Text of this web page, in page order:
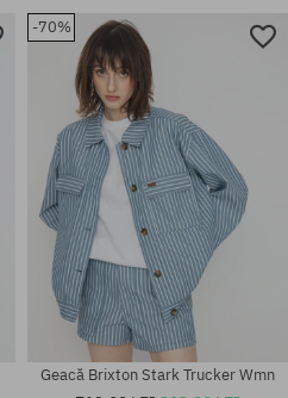
Mărimi existente:
-70%
Geacă Brixton Stark Trucker Wmn